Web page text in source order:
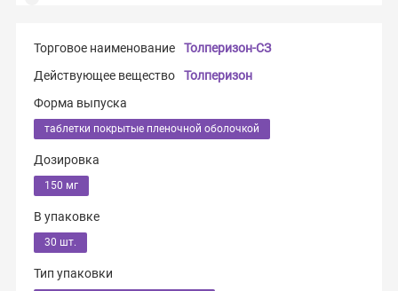
Торговое наименование
Толперизон-СЗ
Действующее вещество
Толперизон
Форма выпуска
таблетки покрытые пленочной оболочкой
Дозировка
150 мг
В упаковке
30 шт.
Тип упаковки